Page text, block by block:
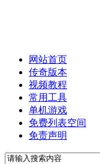
网站首页
传奇版本
视频教程
常用工具
单机游戏
免费列表空间
免责声明